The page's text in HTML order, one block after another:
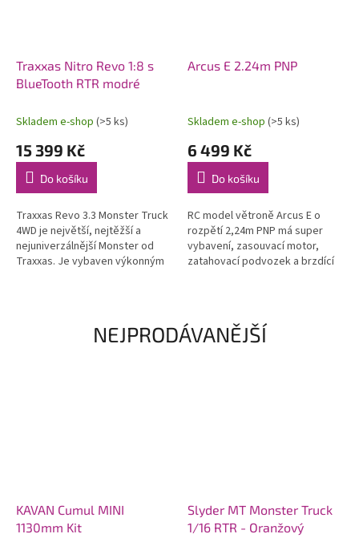
Traxxas Nitro Revo 1:8 s
BlueTooth RTR modré
Skladem e-shop (>5 ks)
15 399 Kč
Do košíku
Traxxas Revo 3.3 Monster Truck
4WD je největší, nejtěžší a
nejuniverzálnější Monster od
Traxxas. Je vybaven výkonným
Arcus E 2.24m PNP
Skladem e-shop (>5 ks)
6 499 Kč
Do košíku
RC model větroně Arcus E o
rozpětí 2,24m PNP má super
vybavení, zasouvací motor,
zatahovací podvozek a brzdící
NEJPRODÁVANĚJŠÍ
KAVAN Cumul MINI
1130mm Kit
Slyder MT Monster Truck
1/16 RTR - Oranžový